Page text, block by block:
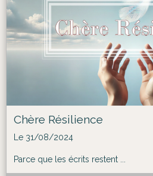
Chère Résilience
Le 31/08/2024
Parce que les écrits restent ...